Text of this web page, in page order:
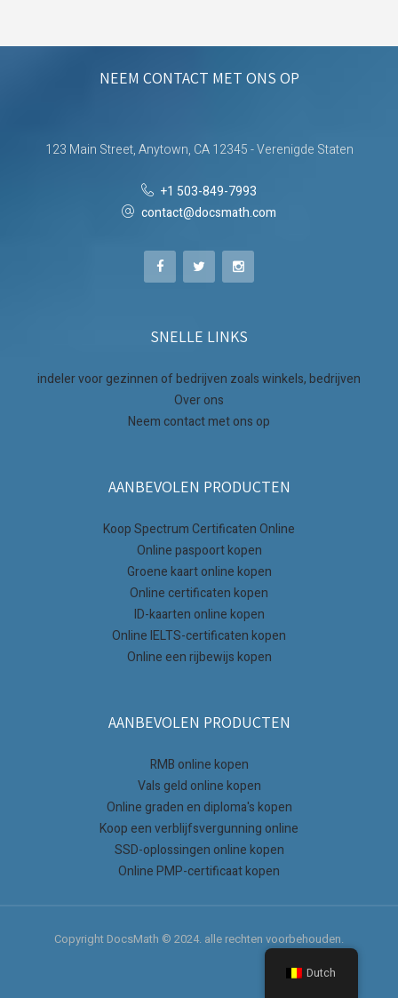
NEEM CONTACT MET ONS OP
123 Main Street, Anytown, CA 12345 - Verenigde Staten
+1 503-849-7993
contact@docsmath.com
SNELLE LINKS
indeler voor gezinnen of bedrijven zoals winkels, bedrijven
Over ons
Neem contact met ons op
AANBEVOLEN PRODUCTEN
Koop Spectrum Certificaten Online
Online paspoort kopen
Groene kaart online kopen
Online certificaten kopen
ID-kaarten online kopen
Online IELTS-certificaten kopen
Online een rijbewijs kopen
AANBEVOLEN PRODUCTEN
RMB online kopen
Vals geld online kopen
Online graden en diploma's kopen
Koop een verblijfsvergunning online
SSD-oplossingen online kopen
Online PMP-certificaat kopen
Copyright DocsMath © 2024. alle rechten voorbehouden.
Dutch